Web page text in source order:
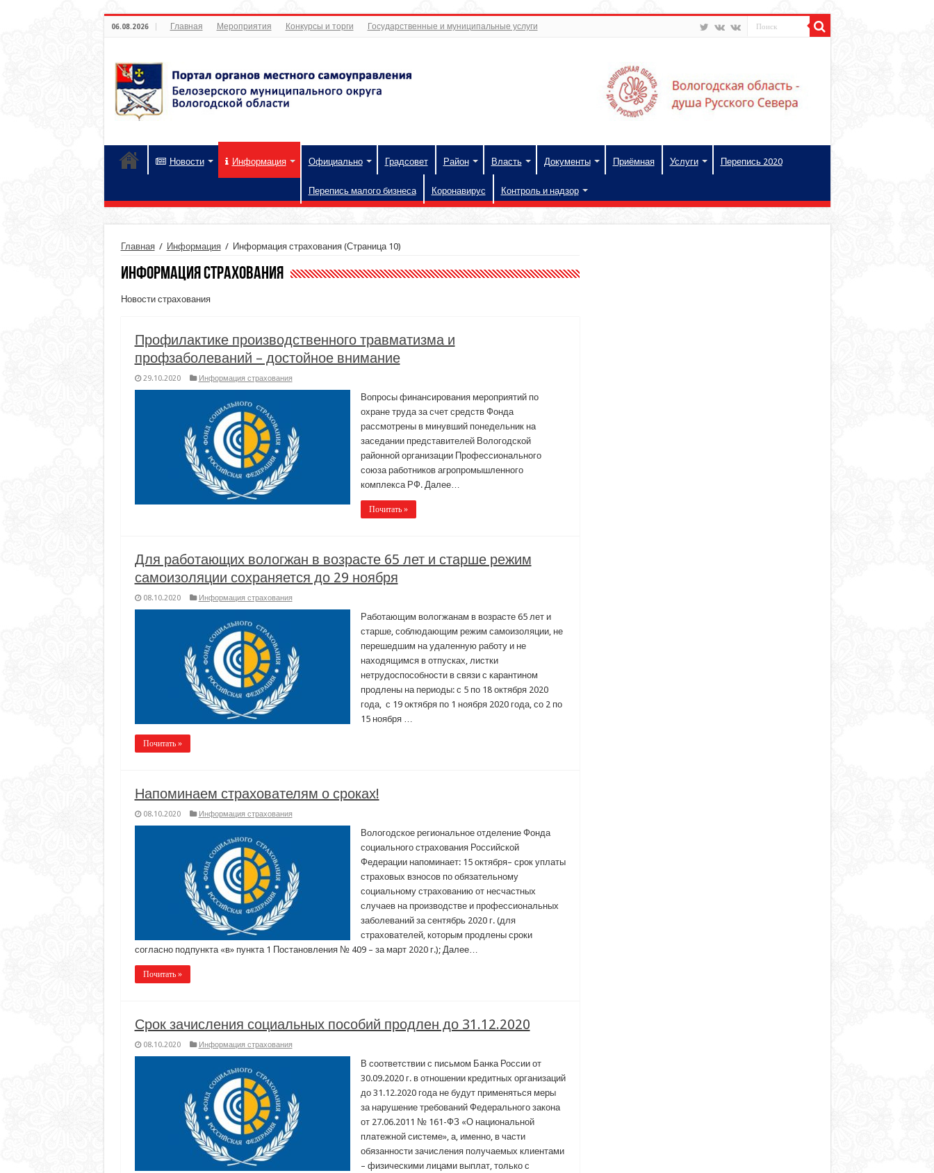
06.08.2026 Главная Мероприятия Конкурсы и торги Государственные и муниципальные услуги
Новости Информация Официально Градсовет Район Власть Документы Приёмная Услуги Перепись 2020
Перепись малого бизнеса Коронавирус Контроль и надзор
Главная / Информация / Информация страхования(Страница 10)
Информация страхования
Новости страхования
Профилактике производственного травматизма и
профзаболеваний – достойное внимание
29.10.2020 Информация страхования
Вопросы финансирования мероприятий по
охране труда за счет средств Фонда
рассмотрены в минувший понедельник на
заседании представителей Вологодской
районной организации Профессионального
союза работников агропромышленного
комплекса РФ. Далее…
Почитать »
Для работающих вологжан в возрасте 65 лет и старше режим
самоизоляции сохраняется до 29 ноября
08.10.2020 Информация страхования
Работающим вологжанам в возрасте 65 лет и
старше, соблюдающим режим самоизоляции, не
перешедшим на удаленную работу и не
находящимся в отпусках, листки
нетрудоспособности в связи с карантином
продлены на периоды: с 5 по 18 октября 2020
года, с 19 октября по 1 ноября 2020 года, со 2 по
15 ноября …
Почитать »
Напоминаем страхователям о сроках!
08.10.2020 Информация страхования
Вологодское региональное отделение Фонда
социального страхования Российской
Федерации напоминает: 15 октября– срок уплаты
страховых взносов по обязательному
социальному страхованию от несчастных
случаев на производстве и профессиональных
заболеваний за сентябрь 2020 г. (для
страхователей, которым продлены сроки
согласно подпункта «в» пункта 1 Постановления № 409 – за март 2020 г.); Далее…
Почитать »
Срок зачисления социальных пособий продлен до 31.12.2020
08.10.2020 Информация страхования
В соответствии с письмом Банка России от
30.09.2020 г. в отношении кредитных организаций
до 31.12.2020 года не будут применяться меры
за нарушение требований Федерального закона
от 27.06.2011 № 161-ФЗ «О национальной
платежной системе», а, именно, в части
обязанности зачисления получаемых клиентами
– физическими лицами выплат, только с